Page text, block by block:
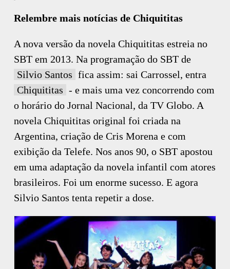
Relembre mais notícias de Chiquititas
A nova versão da novela Chiquititas estreia no
SBT em 2013. Na programação do SBT de
Silvio Santos fica assim: sai Carrossel, entra
Chiquititas - e mais uma vez concorrendo com
o horário do Jornal Nacional, da TV Globo. A
novela Chiquititas original foi criada na
Argentina, criação de Cris Morena e com
exibição da Telefe. Nos anos 90, o SBT apostou
em uma adaptação da novela infantil com atores
brasileiros. Foi um enorme sucesso. E agora
Silvio Santos tenta repetir a dose.